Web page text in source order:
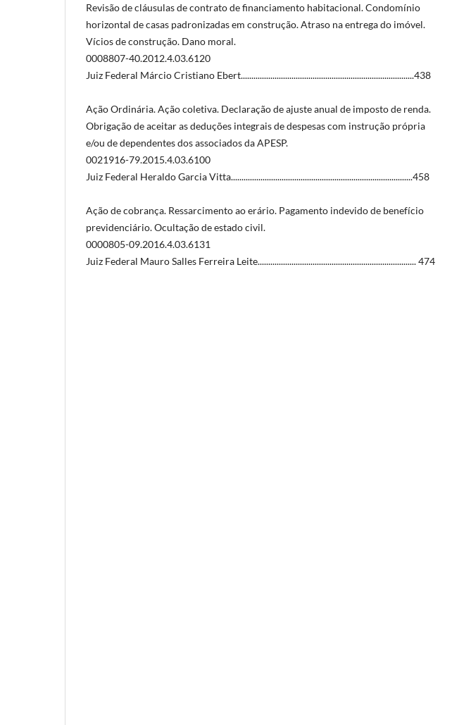
Revisão de cláusulas de contrato de financiamento habitacional. Condomínio
horizontal de casas padronizadas em construção. Atraso na entrega do imóvel.
Vícios de construção. Dano moral.
0008807-40.2012.4.03.6120
Juiz Federal Márcio Cristiano Ebert..................................................................................438
Ação Ordinária. Ação coletiva. Declaração de ajuste anual de imposto de renda.
Obrigação de aceitar as deduções integrais de despesas com instrução própria
e/ou de dependentes dos associados da APESP.
0021916-79.2015.4.03.6100
Juiz Federal Heraldo Garcia Vitta......................................................................................458
Ação de cobrança. Ressarcimento ao erário. Pagamento indevido de benefício
previdenciário. Ocultação de estado civil.
0000805-09.2016.4.03.6131
Juiz Federal Mauro Salles Ferreira Leite........................................................................... 474